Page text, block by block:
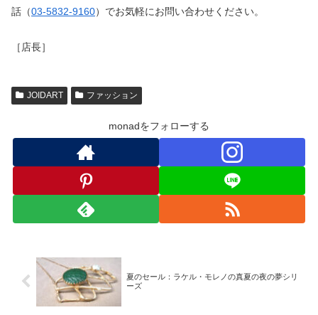
話（03-5832-9160）でお気軽にお問い合わせください。
［店長］
JOIDART ファッション
monadをフォローする
夏のセール：ラケル・モレノの真夏の夜の夢シリ
ーズ